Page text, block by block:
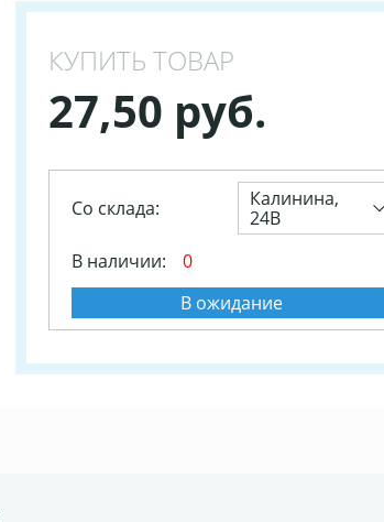
КУПИТЬ ТОВАР
27,50 руб.
Со склада:
Калинина,
24В
В наличии:
0
В ожидание